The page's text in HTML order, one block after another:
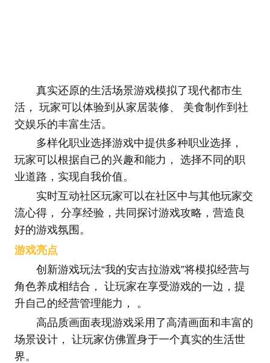
真实还原的生活场景游戏模拟了现代都市生
活， 玩家可以体验到从家居装修、 美食制作到社
交娱乐的丰富生活。
多样化职业选择游戏中提供多种职业选择，
玩家可以根据自己的兴趣和能力， 选择不同的职
业道路，实现自我价值。
实时互动社区玩家可以在社区中与其他玩家交
流心得， 分享经验，共同探讨游戏攻略，营造良
好的游戏氛围。
游戏亮点
创新游戏玩法“我的安吉拉游戏”将模拟经营与
角色养成相结合， 让玩家在享受游戏的一边，提
升自己的经营管理能力， 。
高品质画面表现游戏采用了高清画面和丰富的
场景设计， 让玩家仿佛置身于一个真实的生活世
界。